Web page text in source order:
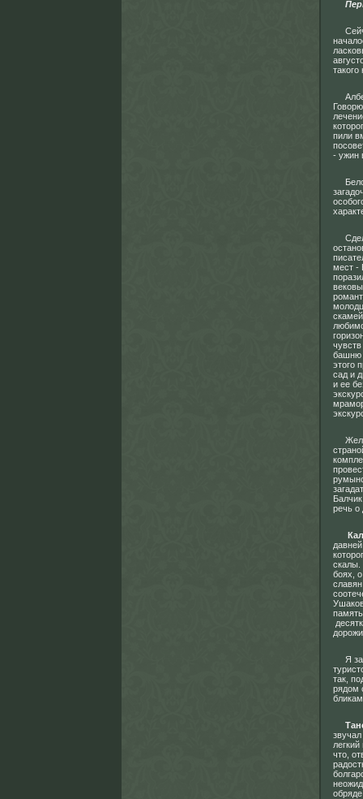
пили
- ужин
мест -
башню
этого
сад и
и ее
речь
скалы.
боях,
Я
так,
рядом
что,